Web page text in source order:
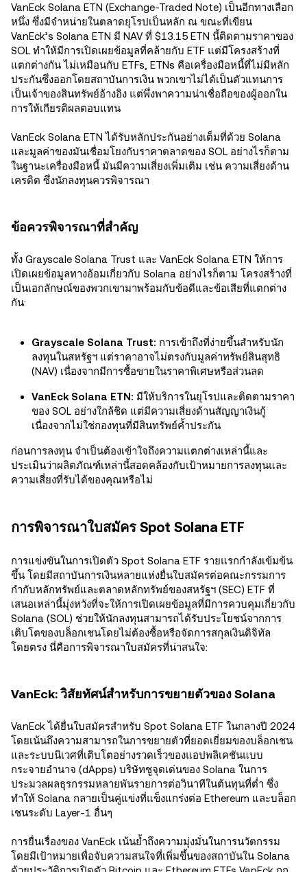
VanEck Solana ETN (Exchange-Traded Note) เป็นอีกทางเลือก
หนึ่ง ซึ่งมีจำหน่ายในตลาดยุโรปเป็นหลัก ณ ขณะที่เขียน
VanEck’s Solana ETN มี NAV ที่ $13.15 ETN นี้ติดตามราคาของ
SOL ทำให้มีการเปิดเผยข้อมูลที่คล้ายกับ ETF แต่มีโครงสร้างที่
แตกต่างกัน ไม่เหมือนกับ ETFs, ETNs คือเครื่องมือหนี้ที่ไม่มีหลัก
ประกันซึ่งออกโดยสถาบันการเงิน พวกเขาไม่ได้เป็นตัวแทนการ
เป็นเจ้าของสินทรัพย์อ้างอิง แต่พึ่งพาความน่าเชื่อถือของผู้ออกใน
การให้เกียรติผลตอบแทน
VanEck Solana ETN ได้รับหลักประกันอย่างเต็มที่ด้วย Solana
และมูลค่าของมันเชื่อมโยงกับราคาตลาดของ SOL อย่างไรก็ตาม
ในฐานะเครื่องมือหนี้ มันมีความเสี่ยงเพิ่มเติม เช่น ความเสี่ยงด้าน
เครดิต ซึ่งนักลงทุนควรพิจารณา
ข้อควรพิจารณาที่สำคัญ
ทั้ง Grayscale Solana Trust และ VanEck Solana ETN ให้การ
เปิดเผยข้อมูลทางอ้อมเกี่ยวกับ Solana อย่างไรก็ตาม โครงสร้างที่
เป็นเอกลักษณ์ของพวกเขามาพร้อมกับข้อดีและข้อเสียที่แตกต่าง
กัน:
Grayscale Solana Trust: การเข้าถึงที่ง่ายขึ้นสำหรับนัก
ลงทุนในสหรัฐฯ แต่ราคาอาจไม่ตรงกับมูลค่าทรัพย์สินสุทธิ
(NAV) เนื่องจากมีการซื้อขายในราคาพิเศษหรือส่วนลด
VanEck Solana ETN: มีให้บริการในยุโรปและติดตามราคา
ของ SOL อย่างใกล้ชิด แต่มีความเสี่ยงด้านสัญญาเงินกู้
เนื่องจากไม่ใช่กองทุนที่มีสินทรัพย์ค้ำประกัน
ก่อนการลงทุน จำเป็นต้องเข้าใจถึงความแตกต่างเหล่านี้และ
ประเมินว่าผลิตภัณฑ์เหล่านี้สอดคล้องกับเป้าหมายการลงทุนและ
ความเสี่ยงที่รับได้ของคุณหรือไม่
การพิจารณาใบสมัคร Spot Solana ETF
การแข่งขันในการเปิดตัว Spot Solana ETF รายแรกกำลังเข้มข้น
ขึ้น โดยมีสถาบันการเงินหลายแห่งยื่นใบสมัครต่อคณะกรรมการ
กำกับหลักทรัพย์และตลาดหลักทรัพย์ของสหรัฐฯ (SEC) ETF ที่
เสนอเหล่านี้มุ่งหวังที่จะให้การเปิดเผยข้อมูลที่มีการควบคุมเกี่ยวกับ
Solana (SOL) ช่วยให้นักลงทุนสามารถได้รับประโยชน์จากการ
เติบโตของบล็อกเชนโดยไม่ต้องซื้อหรือจัดการสกุลเงินดิจิทัล
โดยตรง นี่คือการพิจารณาใบสมัครที่น่าสนใจ:
VanEck: วิสัยทัศน์สำหรับการขยายตัวของ Solana
VanEck ได้ยื่นใบสมัครสำหรับ Spot Solana ETF ในกลางปี 2024
โดยเน้นถึงความสามารถในการขยายตัวที่ยอดเยี่ยมของบล็อกเชน
และระบบนิเวศที่เติบโตอย่างรวดเร็วของแอปพลิเคชันแบบ
กระจายอำนาจ (dApps) บริษัทชูจุดเด่นของ Solana ในการ
ประมวลผลธุรกรรมหลายพันรายการต่อวินาทีในต้นทุนที่ต่ำ ซึ่ง
ทำให้ Solana กลายเป็นคู่แข่งที่แข็งแกร่งต่อ Ethereum และบล็อก
เชนระดับ Layer-1 อื่นๆ
การยื่นเรื่องของ VanEck เน้นย้ำถึงความมุ่งมั่นในการนวัตกรรม
โดยมีเป้าหมายเพื่อจับความสนใจที่เพิ่มขึ้นของสถาบันใน Solana